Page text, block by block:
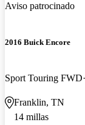
Aviso patrocinado
2016 Buick Encore
Sport Touring FWD
Franklin, TN
14 millas